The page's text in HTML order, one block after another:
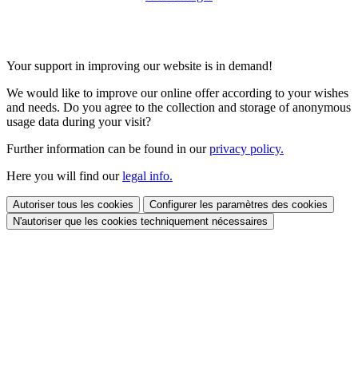
Your support in improving our website is in demand!
We would like to improve our online offer according to your wishes
and needs. Do you agree to the collection and storage of anonymous
usage data during your visit?
Further information can be found in ourprivacy policy.
Here you will find ourlegal info.
Autoriser tous les cookies
Configurer les paramètres des cookies
N'autoriser que les cookies techniquement nécessaires